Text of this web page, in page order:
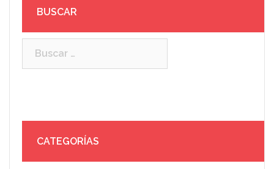
BUSCAR
CATEGORÍAS